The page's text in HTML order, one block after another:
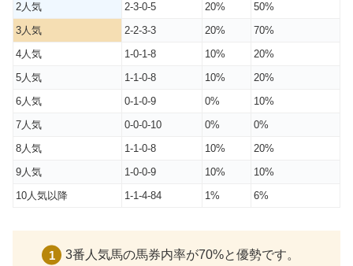
2人気
2-3-0-5 20%
50%
3人気
2-2-3-3 20%
70%
4人気
1-0-1-8 10%
20%
5人気
1-1-0-8 10%
20%
6人気
0-1-0-9 0%
10%
7人気
0-0-0-10 0%
0%
8人気
1-1-0-8 10%
20%
9人気
1-0-0-9 10%
10%
10人気以降
1-1-4-84 1% 6%
3番人気馬の馬券内率が70%と優勢です。